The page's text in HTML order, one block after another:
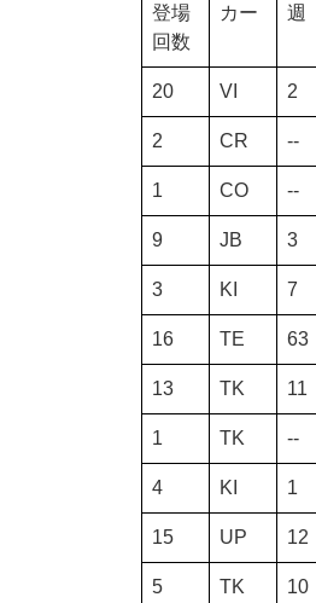
登場
回数
カー
週
20 VI 2
2 CR --
1 CO --
9 JB 3
3 KI 7
16 TE 63
13 TK 11
1 TK --
4 KI 1
15 UP 12
5 TK 10